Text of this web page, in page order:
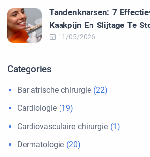
Tandenknarsen: 7
Kaakpijn En Slijtage Te
11/05/2026
Categories
Bariatrische chirurgie (22)
Cardiologie (19)
Cardiovasculaire chirurgie (1)
Dermatologie (20)